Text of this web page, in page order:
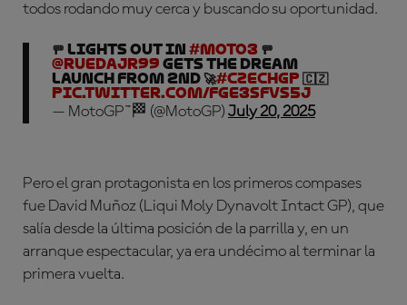
todos rodando muy cerca y buscando su oportunidad.
🚥 LIGHTS OUT in #Moto3 🚥
@ruedajr99 gets the dream
launch from 2nd 🚀#CzechGP 🇨🇿
pic.twitter.com/FGE3sFvs5J
— MotoGP™🏁 (@MotoGP) July 20, 2025
Pero el gran protagonista en los primeros compases
fue David Muñoz (Liqui Moly Dynavolt Intact GP), que
salía desde la última posición de la parrilla y, en un
arranque espectacular, ya era undécimo al terminar la
primera vuelta.